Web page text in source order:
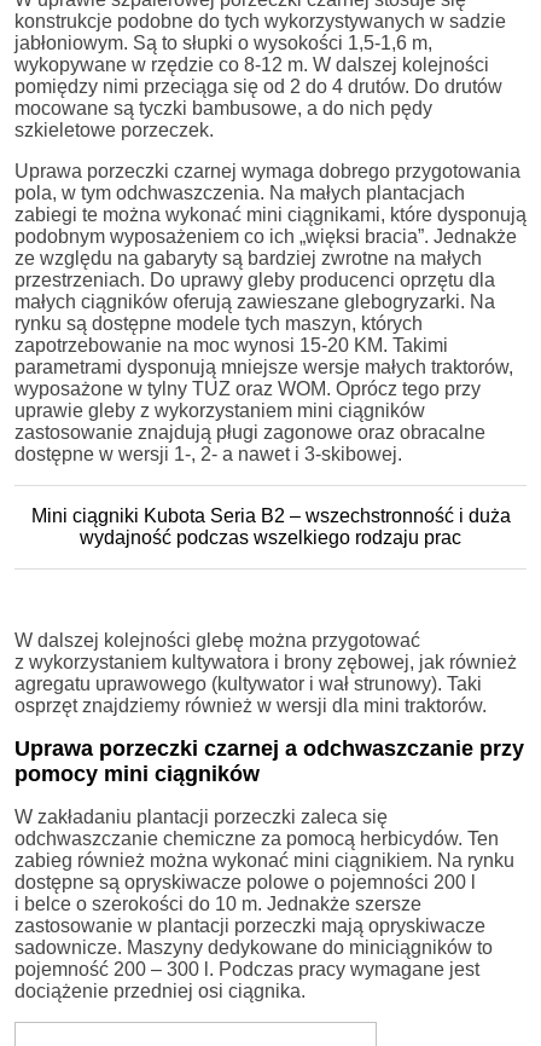
konstrukcje podobne do tych wykorzystywanych w sadzie
jabłoniowym. Są to słupki o wysokości 1,5-1,6 m,
wykopywane w rzędzie co 8-12 m. W dalszej kolejności
pomiędzy nimi przeciąga się od 2 do 4 drutów. Do drutów
mocowane są tyczki bambusowe, a do nich pędy
szkieletowe porzeczek.
Uprawa porzeczki czarnej wymaga dobrego przygotowania
pola, w tym odchwaszczenia. Na małych plantacjach
zabiegi te można wykonać mini ciągnikami, które dysponują
podobnym wyposażeniem co ich „więksi bracia”. Jednakże
ze względu na gabaryty są bardziej zwrotne na małych
przestrzeniach. Do uprawy gleby producenci oprzętu dla
małych ciągników oferują zawieszane glebogryzarki. Na
rynku są dostępne modele tych maszyn, których
zapotrzebowanie na moc wynosi 15-20 KM. Takimi
parametrami dysponują mniejsze wersje małych traktorów,
wyposażone w tylny TUZ oraz WOM. Oprócz tego przy
uprawie gleby z wykorzystaniem mini ciągników
zastosowanie znajdują pługi zagonowe oraz obracalne
dostępne w wersji 1-, 2- a nawet i 3-skibowej.
Mini ciągniki Kubota Seria B2 – wszechstronność i duża
wydajność podczas wszelkiego rodzaju prac
W dalszej kolejności glebę można przygotować
z wykorzystaniem kultywatora i brony zębowej, jak również
agregatu uprawowego (kultywator i wał strunowy). Taki
osprzęt znajdziemy również w wersji dla mini traktorów.
Uprawa porzeczki czarnej a odchwaszczanie przy
pomocy mini ciągników
W zakładaniu plantacji porzeczki zaleca się
odchwaszczanie chemiczne za pomocą herbicydów. Ten
zabieg również można wykonać mini ciągnikiem. Na rynku
dostępne są opryskiwacze polowe o pojemności 200 l
i belce o szerokości do 10 m. Jednakże szersze
zastosowanie w plantacji porzeczki mają opryskiwacze
sadownicze. Maszyny dedykowane do miniciągników to
pojemność 200 – 300 l. Podczas pracy wymagane jest
dociążenie przedniej osi ciągnika.